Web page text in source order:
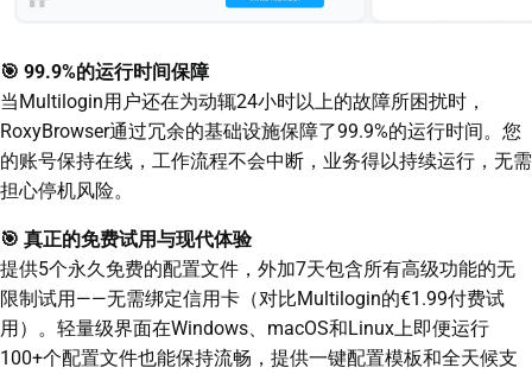
🎯 99.9%的运行时间保障
当Multilogin用户还在为动辄24小时以上的故障所困扰时，
RoxyBrowser通过冗余的基础设施保障了99.9%的运行时间。您
的账号保持在线，工作流程不会中断，业务得以持续运行，无需
担心停机风险。
🎯 真正的免费试用与现代体验
提供5个永久免费的配置文件，外加7天包含所有高级功能的无
限制试用——无需绑定信用卡（对比Multilogin的€1.99付费试
用）。轻量级界面在Windows、macOS和Linux上即便运行
100+个配置文件也能保持流畅，提供一键配置模板和全天候支